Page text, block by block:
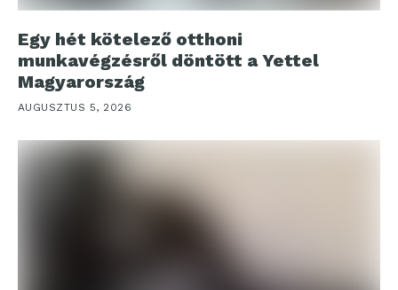
Egy hét kötelező otthoni
munkavégzésről döntött a Yettel
Magyarország
AUGUSZTUS 5, 2026